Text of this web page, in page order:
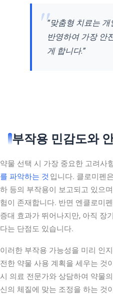
“맞춤형 치료는
반영하여 가장 안
게 합니다.”
부작용 민감도와
약물 선택 시 가장 중요한 고려사
를 파악하는 것 입니다. 클로미펜
하 등의 부작용이 보고되고 있으
험이 존재합니다. 반면 엔클로미
증대 효과가 뛰어나지만, 아직 장
다는 단점도 있습니다.
이러한 부작용 가능성을 미리 인
전한 약물 사용 계획을 세우는 것
시 의료 전문가와 상담하여 약물
신의 체질에 맞는 조정을 하는 것